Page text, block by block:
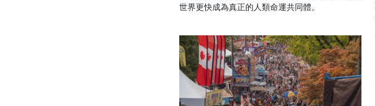
世界更快成為真正的人類命運共同體。